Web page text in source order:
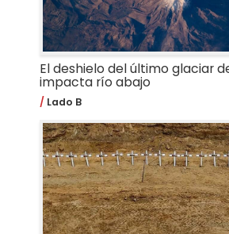
El deshielo del último glaciar
impacta río abajo
Lado B